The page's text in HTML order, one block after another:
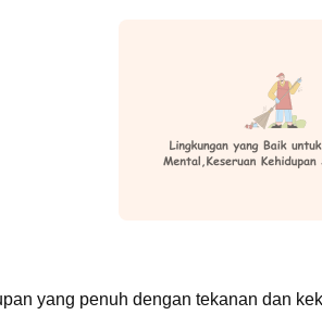
yang penuh dengan tekanan dan